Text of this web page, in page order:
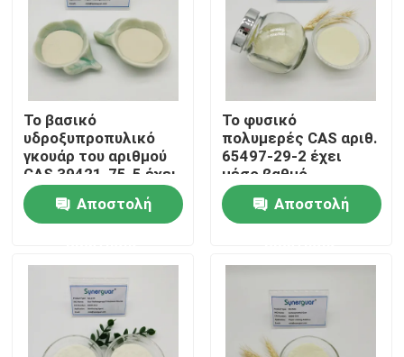
Σχετικά με εμάς
Επισκέψεις στο εργοστάσιο
Έλεγχος ποιότητας
Επικοινωνήστε μαζί μας
Υποθέσεις
Ζητήστε προσφορά
Το βασικό
υδροξυπροπυλικό
γκουάρ του αριθμού
CAS 39421-75-5 έχει
υψηλή ιξώδες για
στεγνό μέσο αντοχής
Αποστολή
Το φυσικό
πολυμερές CAS αριθ.
65497-29-2 έχει
μέσο βαθμό
υποκατάστασης του
στεγνός
αντιδραστήρα στην
Αποστολή